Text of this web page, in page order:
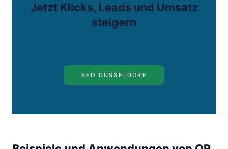
Jetzt Klicks, Leads und Umsatz
steigern
SEO DÜSSELDORF